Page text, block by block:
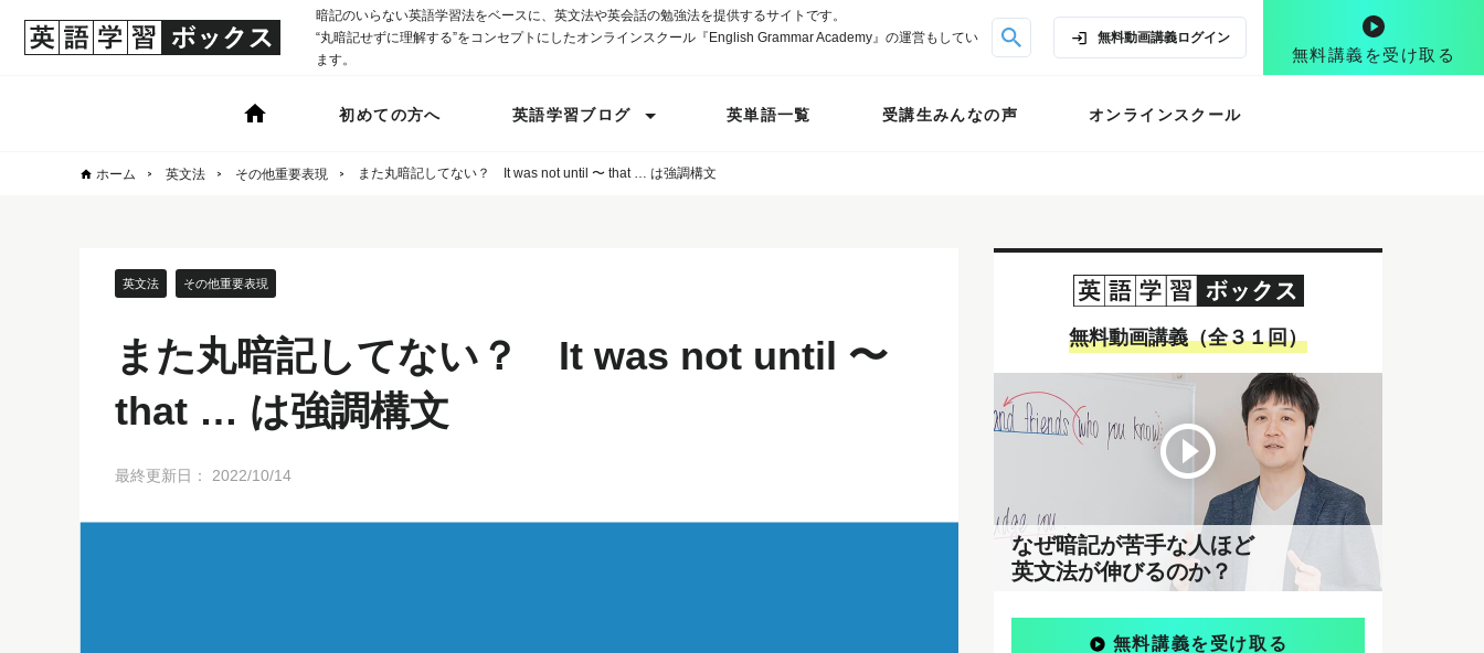
暗記のいらない英語学習法をベースに、英文法や英会話の勉強法を提供するサイトです。
“丸暗記せずに理解する”をコンセプトにしたオンラインスクール『English Grammar Academy』の運営もしてい
ます。
無料動画講義ログイン
無料講義を受け取る
初めての方へ 英語学習ブログ 英単語一覧 受講生みんなの声 オンラインスクール
ホーム 英文法 その他重要表現 また丸暗記してない？ It was not until 〜 that … は強調構文
また丸暗記してない？ It was not until 〜
that … は強調構文
英文法 その他重要表現
最終更新日： 2022/10/14
無料動画講義（全３１回）
なぜ暗記が苦手な人ほど
英文法が伸びるのか？
無料講義を受け取る